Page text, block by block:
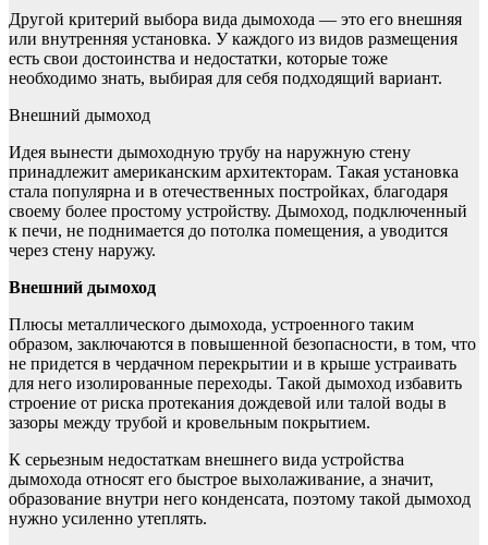
Другой критерий выбора вида дымохода — это его внешняя
или внутренняя установка. У каждого из видов размещения
есть свои достоинства и недостатки, которые тоже
необходимо знать, выбирая для себя подходящий вариант.
Внешний дымоход
Идея вынести дымоходную трубу на наружную стену
принадлежит американским архитекторам. Такая установка
стала популярна и в отечественных постройках, благодаря
своему более простому устройству. Дымоход, подключенный
к печи, не поднимается до потолка помещения, а уводится
через стену наружу.
Внешний дымоход
Плюсы металлического дымохода, устроенного таким
образом, заключаются в повышенной безопасности, в том, что
не придется в чердачном перекрытии и в крыше устраивать
для него изолированные переходы. Такой дымоход избавить
строение от риска протекания дождевой или талой воды в
зазоры между трубой и кровельным покрытием.
К серьезным недостаткам внешнего вида устройства
дымохода относят его быстрое выхолаживание, а значит,
образование внутри него конденсата, поэтому такой дымоход
нужно усиленно утеплять.